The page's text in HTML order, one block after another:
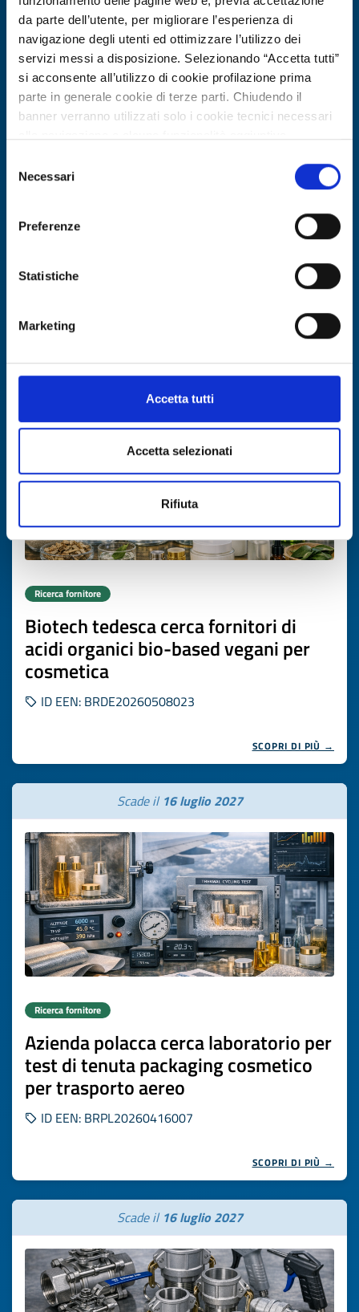
da parte dell’utente, per migliorare l’esperienza di
navigazione degli utenti ed ottimizzare l’utilizzo dei
servizi messi a disposizione. Selezionando “Accetta tutti”
si acconsente all’utilizzo di cookie profilazione prima
parte in generale cookie di terze parti. Chiudendo il
banner verranno utilizzati solo i cookie tecnici necessari
Per conoscere i dettagli, consulta la nostra cookie policy.
https://www.openinnovation.regione.lombardia.it/it/co
https://www.openinnovation.regione.lombardia.it/it/pr
delNecessari
Preferenze
Statistiche
Marketing
Accetta tutti
Accetta selezionati
Rifiuta
Ricerca fornitore
Azienda maltese cerca partner per
soluzione di mobilità intelligente
ID EEN: BRMT20260504027
SCOPRI DI PIÙ →
Ricerca fornitore
Biotech tedesca cerca fornitori di
acidi organici bio-based vegani per
cosmetica
ID EEN: BRDE20260508023
SCOPRI DI PIÙ →
Scade il 16 luglio 2027
Ricerca fornitore
Azienda polacca cerca laboratorio per
test di tenuta packaging cosmetico
per trasporto aereo
ID EEN: BRPL20260416007
SCOPRI DI PIÙ →
Scade il 16 luglio 2027